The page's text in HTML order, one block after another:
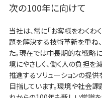
次の100年に向けて
当社は、常に「お客様をわくわ
題を解決する技術革新を重ね
た。現在では中長期的な戦略
境にやさしく、働く人の負担
推進するソリューションの提
目指しています。環境や社会